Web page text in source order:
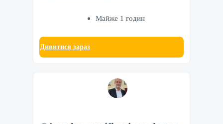
Майже 1 годин
Дивитися зараз